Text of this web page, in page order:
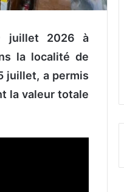
juillet 2026 à
la localité de
juillet, a permis
la valeur totale